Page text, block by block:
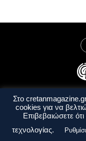
Ταυτότητα
Στο
cookies για να
Επιβεβαιώσετε
τεχνολογίας.